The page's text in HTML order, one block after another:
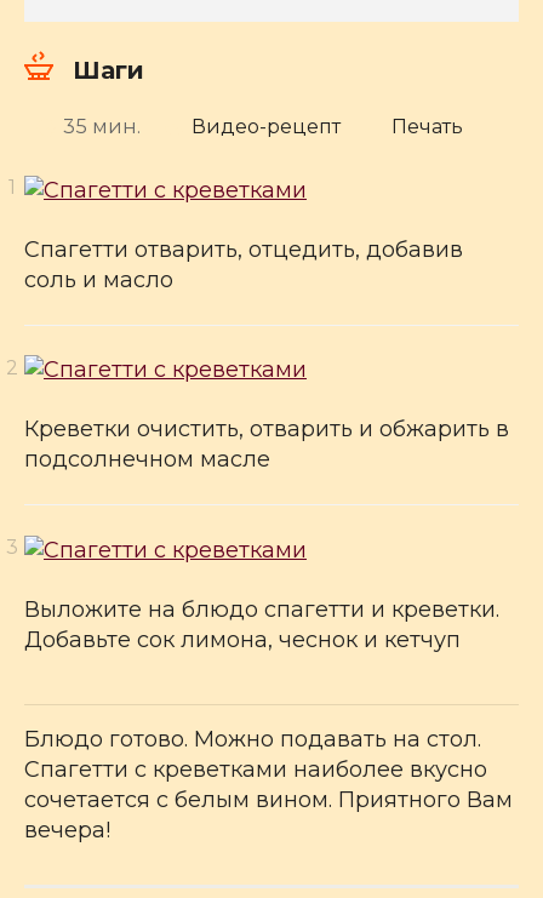
Шаги
35 мин. Видео-рецепт Печать
Спагетти отварить, отцедить, добавив
соль и масло
Креветки очистить, отварить и обжарить в
подсолнечном масле
Выложите на блюдо спагетти и креветки.
Добавьте сок лимона, чеснок и кетчуп
Блюдо готово. Можно подавать на стол.
Спагетти с креветками наиболее вкусно
сочетается с белым вином. Приятного Вам
вечера!